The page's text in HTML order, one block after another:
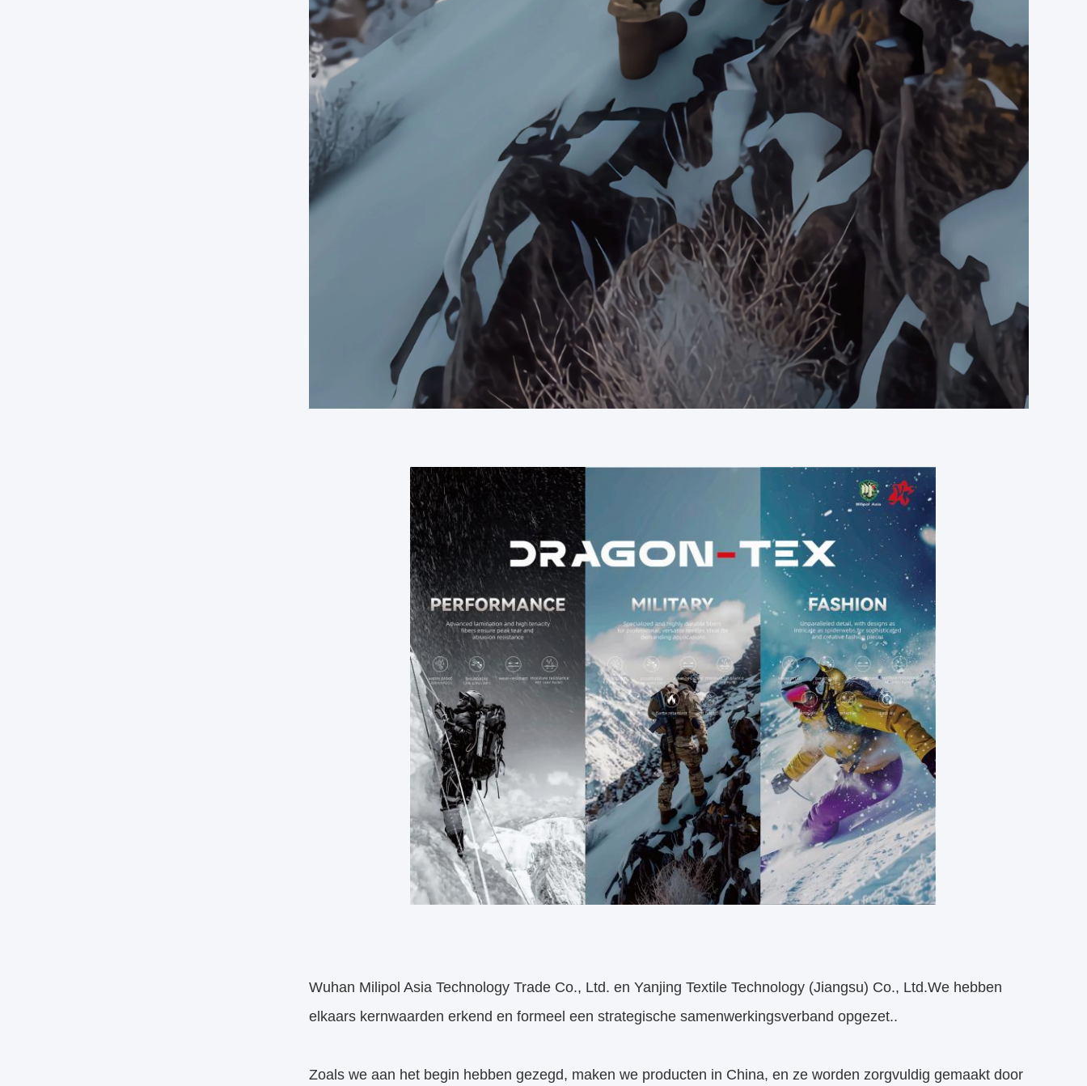
Wuhan Milipol Asia Technology Trade Co., Ltd. en Yanjing Textile Technology (Jiangsu) Co., Ltd.We hebben
elkaars kernwaarden erkend en formeel een strategische samenwerkingsverband opgezet..
Zoals we aan het begin hebben gezegd, maken we producten in China, en ze worden zorgvuldig gemaakt door